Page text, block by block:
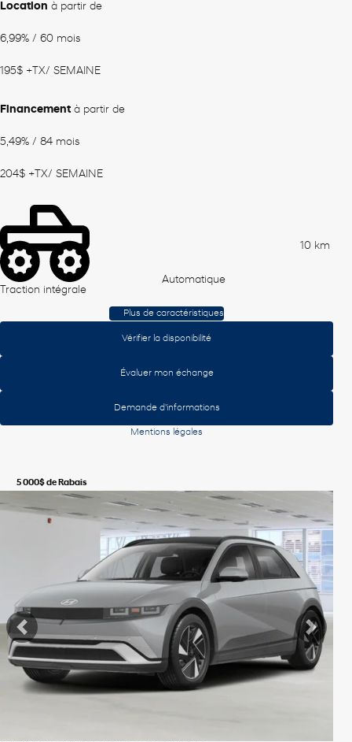
Location à partir de
6,99% / 60 mois
195$ +TX/ SEMAINE
Financement à partir de
5,49% / 84 mois
204$ +TX/ SEMAINE
Traction intégrale
Automatique
10 km
Plus de caractéristiques
Vérifier la disponibilité
Évaluer mon échange
Demande d'informations
Mentions légales
5 000$de Rabais
Voir plus de photos
Précédent